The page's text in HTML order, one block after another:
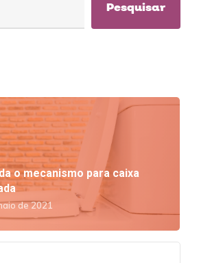
Pesquisar
o mecanismo para caixa
de 2021